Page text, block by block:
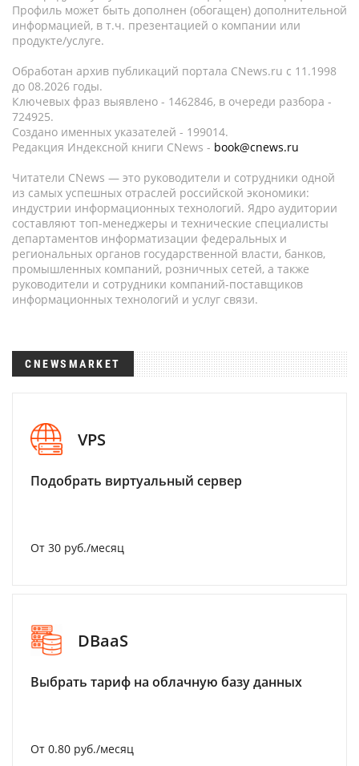
Профиль может быть дополнен (обогащен) дополнительной
информацией, в т.ч. презентацией о компании или
продукте/услуге.
Обработан архив публикаций портала CNews.ru c 11.1998
до 08.2026 годы.
Ключевых фраз выявлено - 1462846, в очереди разбора -
724925.
Создано именных указателей - 199014.
Редакция Индексной книги CNews - book@cnews.ru
Читатели CNews — это руководители и сотрудники одной
из самых успешных отраслей российской экономики:
индустрии информационных технологий. Ядро аудитории
составляют топ-менеджеры и технические специалисты
департаментов информатизации федеральных и
региональных органов государственной власти, банков,
промышленных компаний, розничных сетей, а также
руководители и сотрудники компаний-поставщиков
информационных технологий и услуг связи.
CNEWSMARKET
VPS
Подобрать виртуальный сервер
От 30 руб./месяц
DBaaS
Выбрать тариф на облачную базу данных
От 0.80 руб./месяц